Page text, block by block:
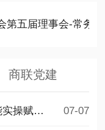
五届理事会-常务理
商联党建
· 山西省商业联合会举办人工智能实操赋能公益培训 07-07